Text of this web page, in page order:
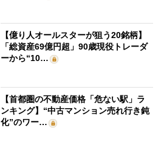
【億り人オールスターが狙う20銘柄】
「総資産69億円超」90歳現役トレーダ
ーから“10…
【首都圏の不動産価格「危ない駅」ラ
ンキング】“中古マンション売れ行き鈍
化”のワー…